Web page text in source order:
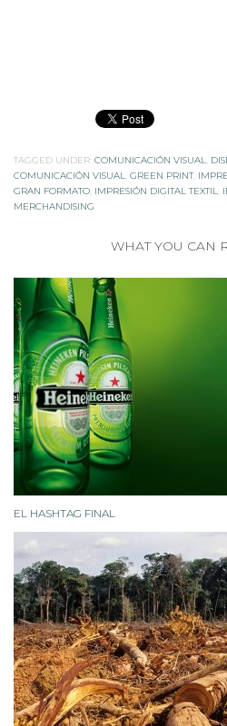
TAGGED UNDER: COMUNICACIÓN VISUAL
COMUNICACIÓN VISUAL GREEN PRINT,
GRAN FORMATO IMPRESIÓN DIGITAL TEXTIL
MERCHANDISING
WHAT YOU CAN
EL HASHTAG FINAL